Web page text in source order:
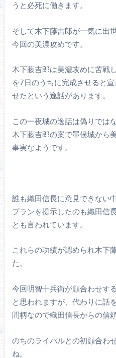
うと必死に働きます。
そして木下藤吉郎が一気に出
今回の美濃攻めです。
木下藤吉郎は美濃攻めに苦戦
を7日のうちに完成させると
せたという逸話があります。
この一夜城の逸話は偽りでは
木下藤吉郎の案で墨俣城から
事実なようです。
誰も織田信長に意見できない
プランを提示したのも織田信
とも言われています。
これらの功績が認められ木下
た。
今回明智十兵衛が顔合わせす
と思われますが、代わりに話
間柄なので織田信長からの信
のちのライバルとの初顔合わ
ね。